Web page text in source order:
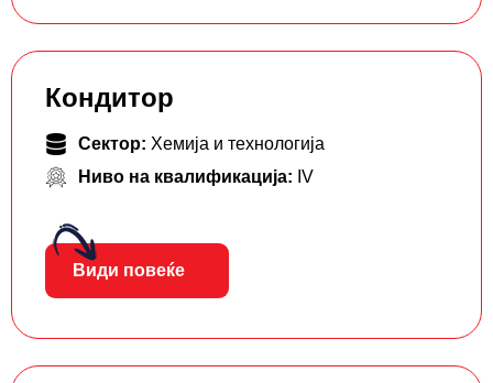
Кондитор
Сектор: Хемија и технологија
Ниво на квалификација: IV
Види повеќе